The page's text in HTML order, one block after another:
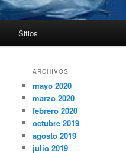
Sitios
ARCHIVOS
mayo 2020
marzo 2020
febrero 2020
octubre 2019
agosto 2019
julio 2019